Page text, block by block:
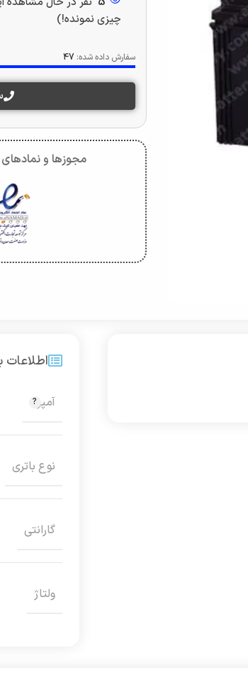
چیزی نمونده!)
سفارش داده شده: 47
مجوزها و
اطلاعات
آمپر
نوع باتری
گارانتی
ولتاژ